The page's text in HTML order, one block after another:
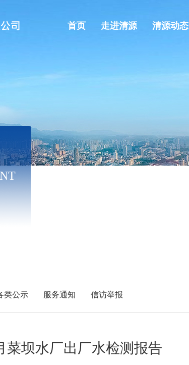
首页 走进清源 清源动态
类公示 服务通知 信访举报
菜坝水厂出厂水检测报告